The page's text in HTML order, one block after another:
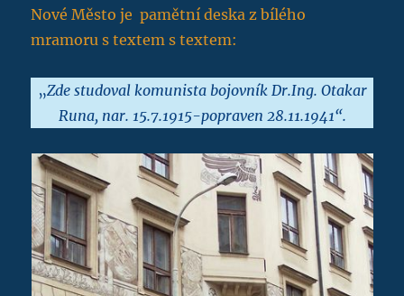
Nové Město je pamětní deska z bílého
mramoru s textem s textem:
„Zde studoval komunista bojovník Dr.Ing. Otakar
Runa, nar. 15.7.1915-popraven 28.11.1941“.